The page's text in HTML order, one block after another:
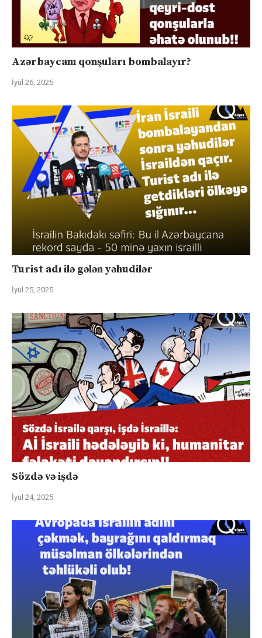
Azərbaycanı qonşuları bombalayır?
İyul 26, 2025
Turist adı ilə gələn yəhudilər
İyul 25, 2025
Sözdə və işdə
İyul 24, 2025